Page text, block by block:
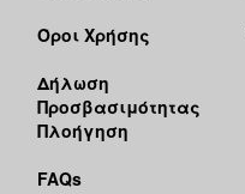
Όροι Χρήσης
Δήλωση
Προσβασιμότητας
Πλοήγηση
FAQs